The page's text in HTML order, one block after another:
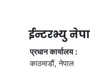
ईन्टरभ्यु
प्रधान कार्यालय :
काठमाडौं, नेपाल